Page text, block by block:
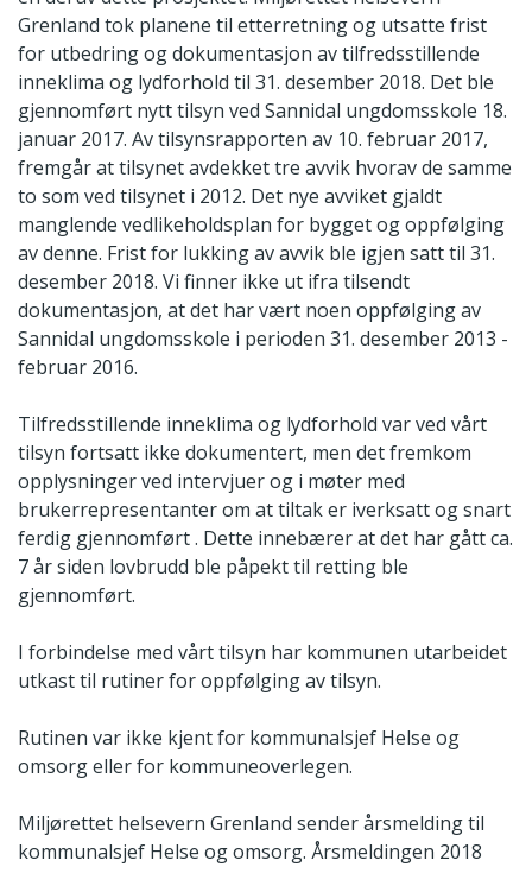
Grenland tok planene til etterretning og utsatte frist
for utbedring og dokumentasjon av tilfredsstillende
inneklima og lydforhold til 31. desember 2018. Det ble
gjennomført nytt tilsyn ved Sannidal ungdomsskole 18.
januar 2017. Av tilsynsrapporten av 10. februar 2017,
fremgår at tilsynet avdekket tre avvik hvorav de samme
to som ved tilsynet i 2012. Det nye avviket gjaldt
manglende vedlikeholdsplan for bygget og oppfølging
av denne. Frist for lukking av avvik ble igjen satt til 31.
desember 2018. Vi finner ikke ut ifra tilsendt
dokumentasjon, at det har vært noen oppfølging av
Sannidal ungdomsskole i perioden 31. desember 2013 -
februar 2016.
Tilfredsstillende inneklima og lydforhold var ved vårt
tilsyn fortsatt ikke dokumentert, men det fremkom
opplysninger ved intervjuer og i møter med
brukerrepresentanter om at tiltak er iverksatt og snart
ferdig gjennomført . Dette innebærer at det har gått ca.
7 år siden lovbrudd ble påpekt til retting ble
gjennomført.
I forbindelse med vårt tilsyn har kommunen utarbeidet
utkast til rutiner for oppfølging av tilsyn.
Rutinen var ikke kjent for kommunalsjef Helse og
omsorg eller for kommuneoverlegen.
Miljørettet helsevern Grenland sender årsmelding til
kommunalsjef Helse og omsorg. Årsmeldingen 2018